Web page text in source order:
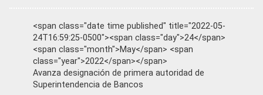
<span class="date time published" title="2022-05-
24T16:59:25-0500"><span class="day">24</span>
<span class="month">May</span> <span
class="year">2022</span></span>
Avanza designación de primera autoridad de
Superintendencia de Bancos